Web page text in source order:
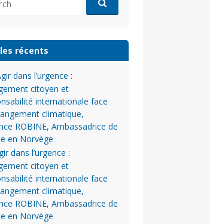
récents
dans l’urgence :
citoyen et
internationale face
climatique,
ROBINE, Ambassadrice de
en Norvège
dans l’urgence :
citoyen et
internationale face
climatique,
ROBINE, Ambassadrice de
en Norvège